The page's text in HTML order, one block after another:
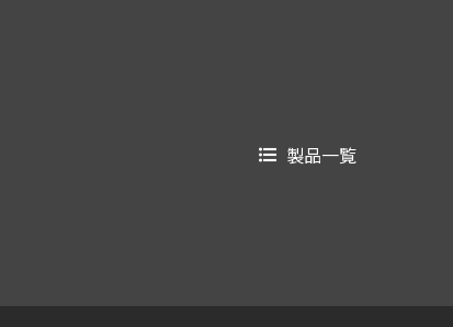
製品一覧